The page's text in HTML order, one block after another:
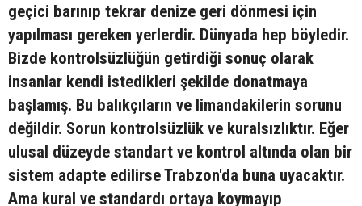
geçici barınıp tekrar denize geri dönmesi için
yapılması gereken yerlerdir. Dünyada hep böyledir.
Bizde kontrolsüzlüğün getirdiği sonuç olarak
insanlar kendi istedikleri şekilde donatmaya
başlamış. Bu balıkçıların ve limandakilerin sorunu
değildir. Sorun kontrolsüzlük ve kuralsızlıktır. Eğer
ulusal düzeyde standart ve kontrol altında olan bir
sistem adapte edilirse Trabzon'da buna uyacaktır.
Ama kural ve standardı ortaya koymayıp